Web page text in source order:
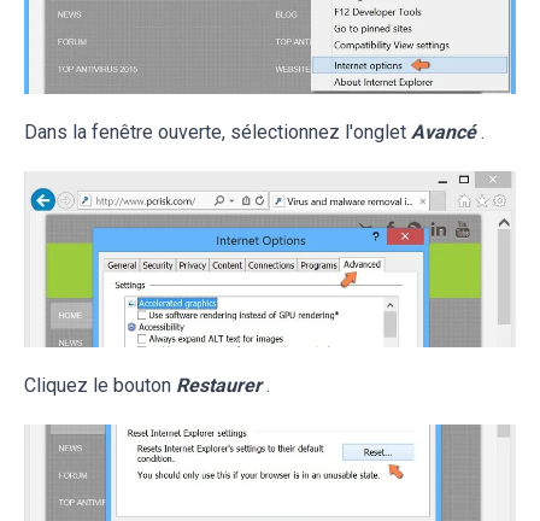
Dans la fenêtre ouverte, sélectionnez l'onglet Avancé .
Cliquez le bouton Restaurer .